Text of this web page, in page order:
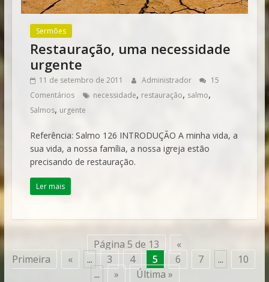
Sermões
Restauração, uma necessidade
urgente
11 de setembro de 2011 Administrador
15
Comentários
necessidade, restauração, salmo,
Salmos, urgente
Referência: Salmo 126 INTRODUÇÃO A minha vida, a
sua vida, a nossa família, a nossa igreja estão
precisando de restauração.
Ler mais
Página 5 de 13
«
Primeira
« ... 3 4 5 6 7 ...
10
...
» Última »